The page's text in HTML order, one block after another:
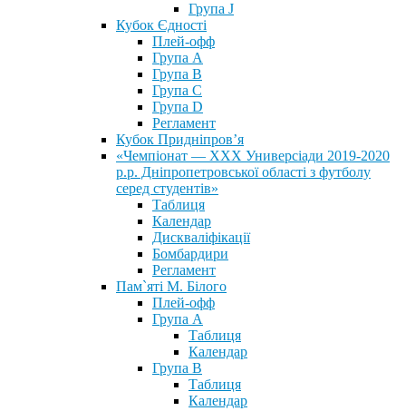
Група J
Кубок Єдності
Плей-офф
Група А
Група В
Група С
Група D
Регламент
Кубок Придніпров’я
«Чемпіонат — ХХХ Универсіади 2019-2020
р.р. Дніпропетровської області з футболу
серед студентів»
Таблиця
Календар
Дискваліфікації
Бомбардири
Регламент
Пам`яті М. Білого
Плей-офф
Група А
Таблиця
Календар
Група В
Таблиця
Календар